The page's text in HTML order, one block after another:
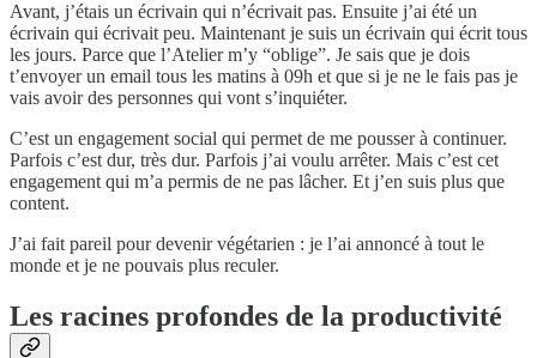
Avant, j’étais un écrivain qui n’écrivait pas. Ensuite j’ai été un
écrivain qui écrivait peu. Maintenant je suis un écrivain qui écrit tous
les jours. Parce que l’Atelier m’y “oblige”. Je sais que je dois
t’envoyer un email tous les matins à 09h et que si je ne le fais pas je
vais avoir des personnes qui vont s’inquiéter.
C’est un engagement social qui permet de me pousser à continuer.
Parfois c’est dur, très dur. Parfois j’ai voulu arrêter. Mais c’est cet
engagement qui m’a permis de ne pas lâcher. Et j’en suis plus que
content.
J’ai fait pareil pour devenir végétarien : je l’ai annoncé à tout le
monde et je ne pouvais plus reculer.
Les racines profondes de la productivité